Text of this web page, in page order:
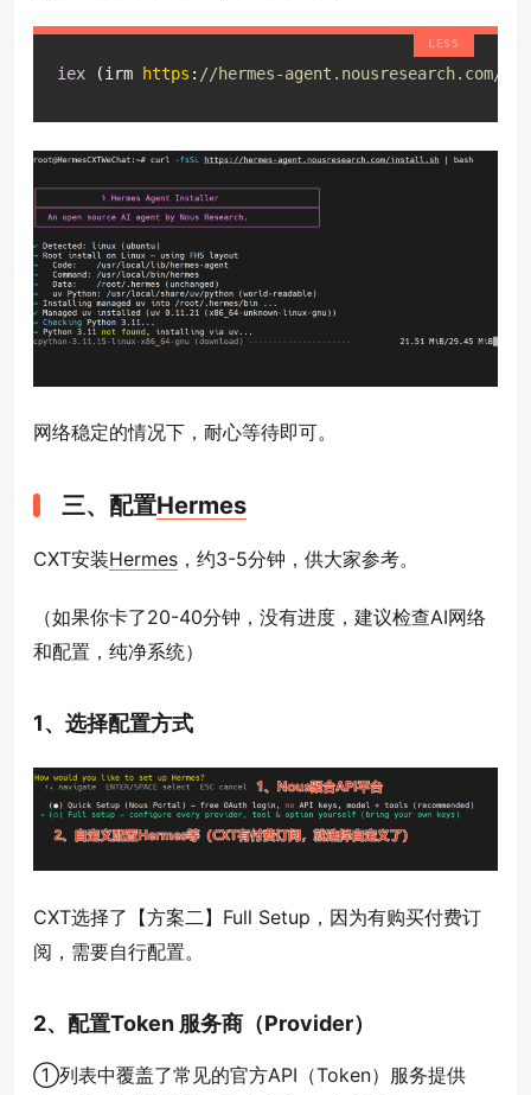
iex (irm https : //hermes-agent.nousresearch.com/
网络稳定的情况下，耐心等待即可。
三、配置Hermes
CXT安装Hermes ，约3-5分钟，供大家参考。
（如果你卡了20-40分钟，没有进度，建议检查AI网络
和配置，纯净系统）
1、选择配置方式
CXT选择了【方案二】Full Setup，因为有购买付费订
阅，需要自行配置。
2、配置Token 服务商（Provider）
①列表中覆盖了常见的官方API（Token）服务提供